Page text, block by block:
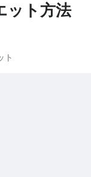
ット方法
ト